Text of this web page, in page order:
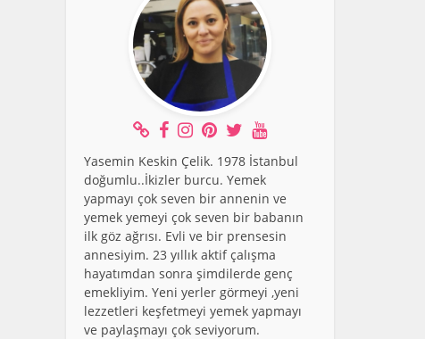
Yasemin Keskin Çelik. 1978 İstanbul
doğumlu..İkizler burcu. Yemek
yapmayı çok seven bir annenin ve
yemek yemeyi çok seven bir babanın
ilk göz ağrısı. Evli ve bir prensesin
annesiyim. 23 yıllık aktif çalışma
hayatımdan sonra şimdilerde genç
emekliyim. Yeni yerler görmeyi ,yeni
lezzetleri keşfetmeyi yemek yapmayı
ve paylaşmayı çok seviyorum.